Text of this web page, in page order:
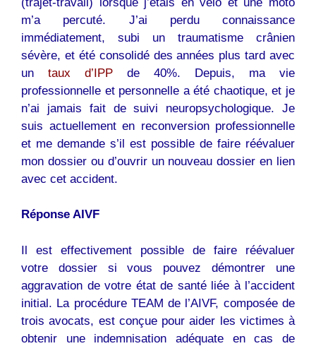
m’a percuté. J’ai perdu connaissance
immédiatement, subi un traumatisme crânien
sévère, et été consolidé des années plus tard avec
un taux d’IPP de 40%. Depuis, ma vie
professionnelle et personnelle a été chaotique, et je
n’ai jamais fait de suivi neuropsychologique. Je
suis actuellement en reconversion professionnelle
et me demande s’il est possible de faire réévaluer
mon dossier ou d’ouvrir un nouveau dossier en lien
avec cet accident.
Réponse AIVF
Il est effectivement possible de faire réévaluer
votre dossier si vous pouvez démontrer une
aggravation de votre état de santé liée à l’accident
initial. La procédure TEAM de l’AIVF, composée de
trois avocats, est conçue pour aider les victimes à
obtenir une indemnisation adéquate en cas de